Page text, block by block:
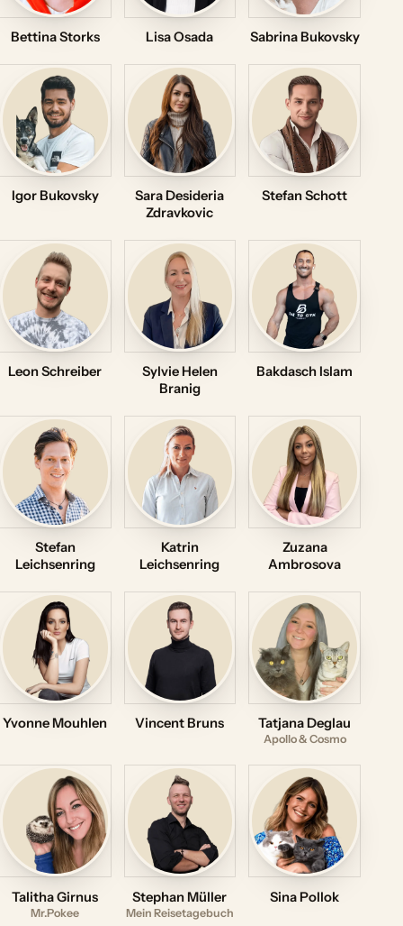
Bettina Storks Lisa Osada Sabrina Bukovsky
Igor Bukovsky
Sara Desideria
Zdravkovic
Stefan Schott
Leon Schreiber
Sylvie Helen
Branig
Bakdasch Islam
Stefan
Leichsenring
Katrin
Leichsenring
Zuzana
Ambrosova
Yvonne Mouhlen Vincent Bruns Tatjana Deglau
Apollo & Cosmo
Talitha Girnus
Mr.Pokee
Stephan Müller
Mein Reisetagebuch
Sina Pollok